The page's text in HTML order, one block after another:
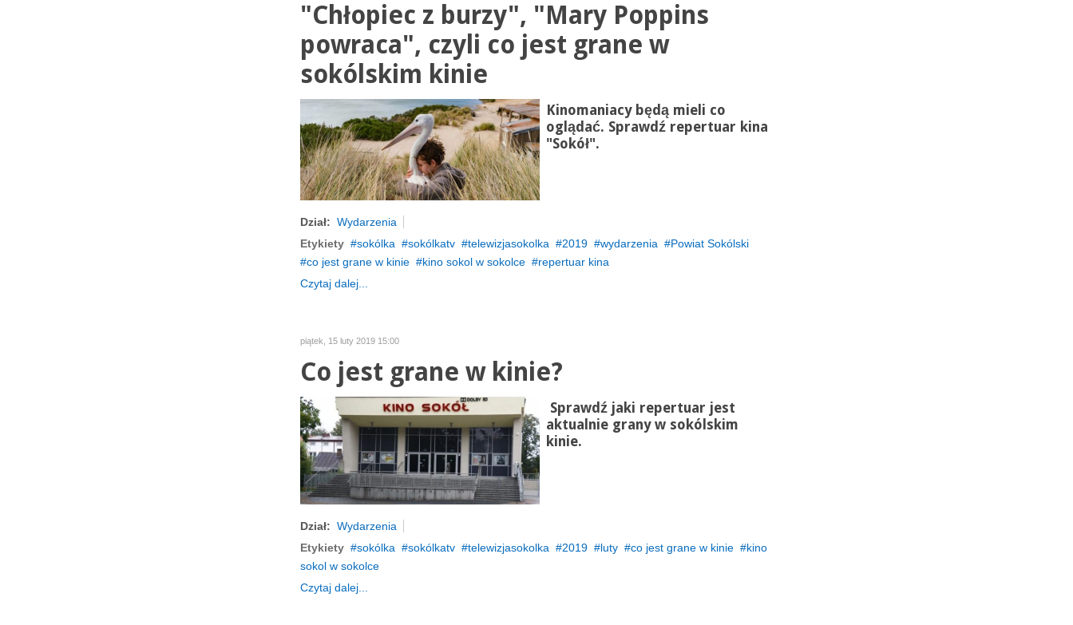
"Chłopiec z burzy", "Mary Poppins
powraca", czyli co jest grane w
sokólskim kinie
Kinomaniacy będą mieli co
oglądać. Sprawdź repertuar kina
"Sokół".
Dział: Wydarzenia
Etykiety
sokólka sokólkatv telewizjasokolka 2019 wydarzenia
Powiat Sokólski
co jest grane w kinie
kino sokol w sokolce
repertuar kina
Czytaj dalej...
piątek, 15 luty 2019 15:00
Co jest grane w kinie?
Sprawdź jaki repertuar jest
aktualnie grany w sokólskim
kinie.
Dział: Wydarzenia
Etykiety
sokólka sokólkatv telewizjasokolka 2019 luty co jest grane w kinie
kino
sokol w sokolce
Czytaj dalej...